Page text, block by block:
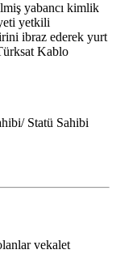
yabancı kimlik
yetkili
ibraz ederek yurt
Kablo
Statü Sahibi
vekalet